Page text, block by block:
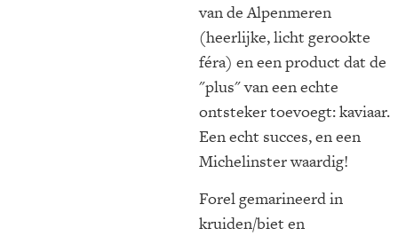
van de Alpenmeren
(heerlijke, licht gerookte
féra) en een product dat de
"plus" van een echte
ontsteker toevoegt: kaviaar.
Een echt succes, en een
Michelinster waardig!
Forel gemarineerd in
kruiden/biet en